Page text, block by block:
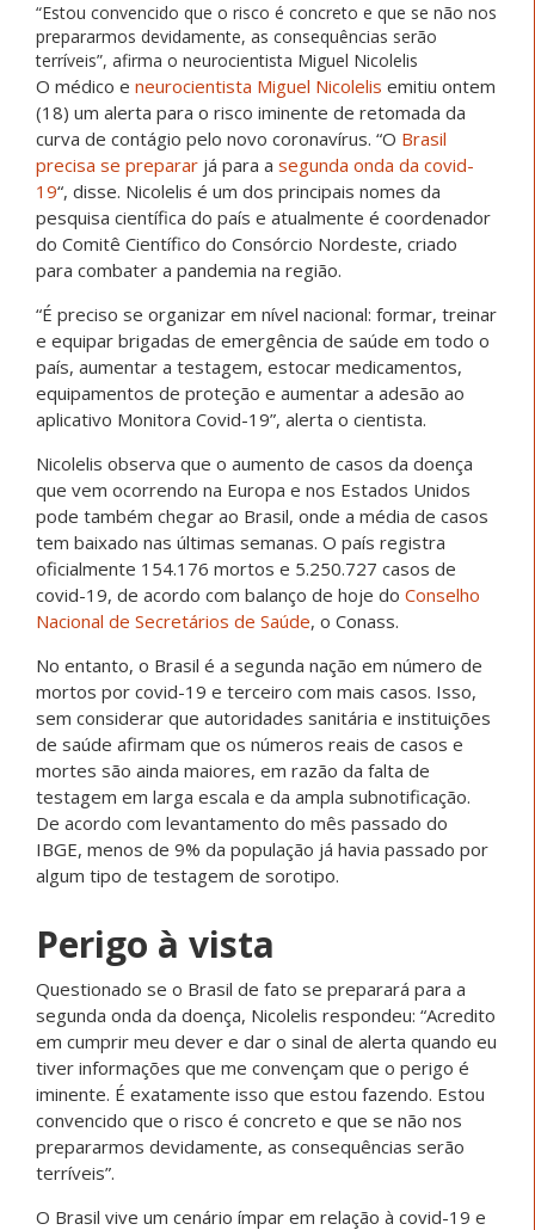
“Estou convencido que o risco é concreto e que se não nos
prepararmos devidamente, as consequências serão
terríveis”, afirma o neurocientista Miguel Nicolelis
O médico e neurocientista Miguel Nicolelis emitiu ontem
(18) um alerta para o risco iminente de retomada da
curva de contágio pelo novo coronavírus. “O Brasil
precisa se preparar já para a segunda onda da covid-
19“, disse. Nicolelis é um dos principais nomes da
pesquisa científica do país e atualmente é coordenador
do Comitê Científico do Consórcio Nordeste, criado
para combater a pandemia na região.
“É preciso se organizar em nível nacional: formar, treinar
e equipar brigadas de emergência de saúde em todo o
país, aumentar a testagem, estocar medicamentos,
equipamentos de proteção e aumentar a adesão ao
aplicativo Monitora Covid-19”, alerta o cientista.
Nicolelis observa que o aumento de casos da doença
que vem ocorrendo na Europa e nos Estados Unidos
pode também chegar ao Brasil, onde a média de casos
tem baixado nas últimas semanas. O país registra
oficialmente 154.176 mortos e 5.250.727 casos de
covid-19, de acordo com balanço de hoje do Conselho
Nacional de Secretários de Saúde, o Conass.
No entanto, o Brasil é a segunda nação em número de
mortos por covid-19 e terceiro com mais casos. Isso,
sem considerar que autoridades sanitária e instituições
de saúde afirmam que os números reais de casos e
mortes são ainda maiores, em razão da falta de
testagem em larga escala e da ampla subnotificação.
De acordo com levantamento do mês passado do
IBGE, menos de 9% da população já havia passado por
algum tipo de testagem de sorotipo.
Perigo à vista
Questionado se o Brasil de fato se preparará para a
segunda onda da doença, Nicolelis respondeu: “Acredito
em cumprir meu dever e dar o sinal de alerta quando eu
tiver informações que me convençam que o perigo é
iminente. É exatamente isso que estou fazendo. Estou
convencido que o risco é concreto e que se não nos
prepararmos devidamente, as consequências serão
terríveis”.
O Brasil vive um cenário ímpar em relação à covid-19 e